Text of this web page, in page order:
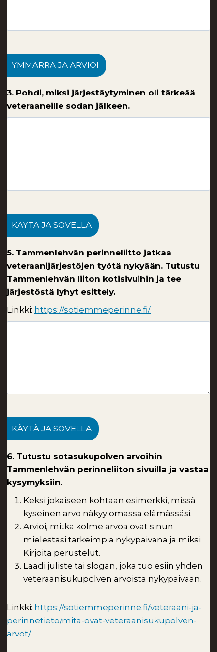
YMMÄRRÄ JA ARVIOI
3. Pohdi, miksi järjestäytyminen oli tärkeää
veteraaneille sodan jälkeen.
KÄYTÄ JA SOVELLA
5. Tammenlehvän perinneliitto jatkaa
veteraanijärjestöjen työtä nykyään. Tutustu
Tammenlehvän liiton kotisivuihin ja tee
järjestöstä lyhyt esittely.
Linkki: https://sotiemmeperinne.fi/
KÄYTÄ JA SOVELLA
6. Tutustu sotasukupolven arvoihin
Tammenlehvän perinneliiton sivuilla ja vastaa
kysymyksiin.
Keksi jokaiseen kohtaan esimerkki, missä
kyseinen arvo näkyy omassa elämässäsi.
Arvioi, mitkä kolme arvoa ovat sinun
mielestäsi tärkeimpiä nykypäivänä ja miksi.
Kirjoita perustelut.
Laadi juliste tai slogan, joka tuo esiin yhden
veteraanisukupolven arvoista nykypäivään.
Linkki: https://sotiemmeperinne.fi/veteraani-ja-
perinnetieto/mita-ovat-veteraanisukupolven-
arvot/